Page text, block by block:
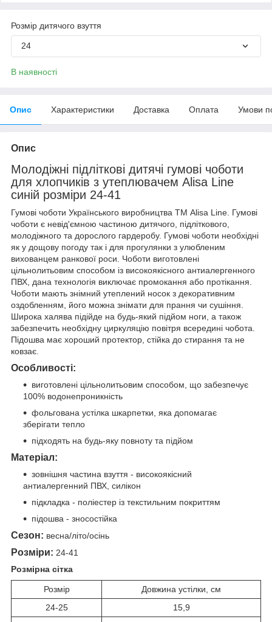
Розмір дитячого взуття
24
В наявності
Опис Характеристики Доставка Оплата Умови
Опис
Молодіжні підліткові дитячі гумові чоботи
для хлопчиків з утеплювачем Alisa Line
синій розміри 24-41
Гумові чоботи Українського виробництва ТМ Alisa Line. Гумові
чоботи є невід'ємною частиною дитячого, підліткового,
молодіжного та дорослого гардеробу. Гумові чоботи необхідні
як у дощову погоду так і для прогулянки з улюбленим
вихованцем ранкової роси. Чоботи виготовлені
цільнолитьовим способом із високоякісного антиалергенного
ПВХ, дана технологія виключає промокання або протікання.
Чоботи мають знімний утеплений носок з декоративним
оздобленням, його можна знімати для прання чи сушіння.
Широка халява підійде на будь-який підйом ноги, а також
забезпечить необхідну циркуляцію повітря всередині чобота.
Підошва має хороший протектор, стійка до стирання та не
ковзає.
Особливості:
виготовлені цільнолитьовим способом, що забезпечує
100% водонепроникність
фольгована устілка шкарпетки, яка допомагає
зберігати тепло
підходять на будь-яку повноту та підйом
Матеріал:
зовнішня частина взуття - високоякісний
антиалергенний ПВХ, силікон
підкладка - поліестер із текстильним покриттям
підошва - зносостійка
Сезон: весна/літо/осінь
Розміри: 24-41
Розмірна сітка
Розмір
Довжина устілки, см
24-25
15,9